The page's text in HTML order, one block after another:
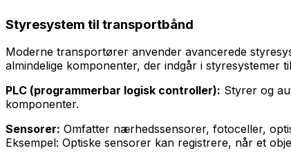
Styresystem til transportbånd
Moderne transportører anvender avancerede
almindelige komponenter, der indgår i styresystemer
PLC (programmerbar logisk controller): Styrer og
komponenter.
Sensorer: Omfatter nærhedssensorer, fotoceller,
Eksempel: Optiske sensorer kan registrere, når et